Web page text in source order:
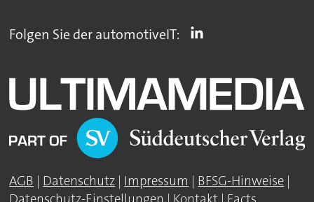
Folgen Sie der automotiveIT:
AGB | Datenschutz | Impressum | BFSG-Hinweise |